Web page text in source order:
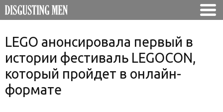
LEGO анонсировала первый в
истории фестиваль LEGOCON,
который пройдет в онлайн-
формате